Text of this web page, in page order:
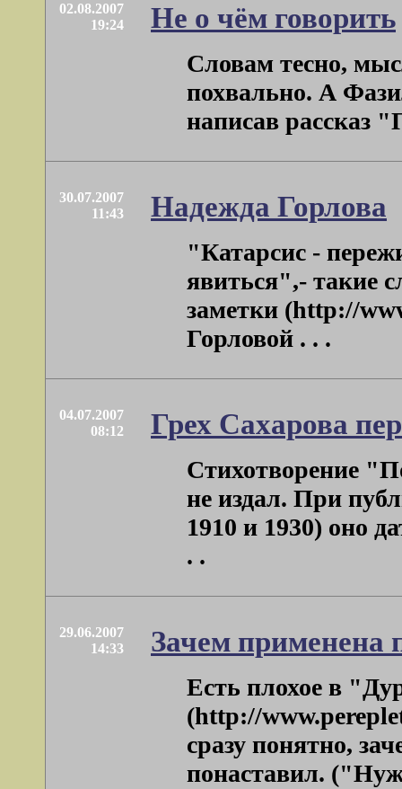
02.08.2007
19:24
Не о чём говорить
Словам тесно,
похвально. А
написав рассказ
30.07.2007
11:43
Надежда Горлова
"Катарсис -
явиться",- такие
заметки (http://
Горловой . . .
04.07.2007
08:12
Грех Сахарова
Стихотворение
не издал. При
1910 и 1930) оно
. .
29.06.2007
14:33
Зачем применена
Есть плохое в
(http://
сразу понятно,
понаставил.